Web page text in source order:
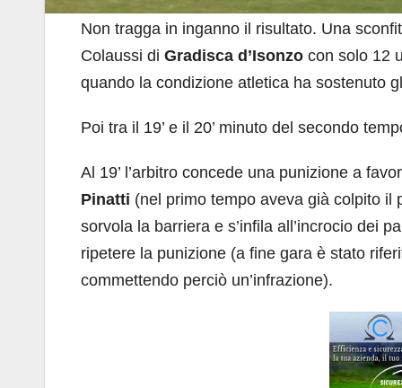
Non tragga in inganno il risultato. Una
Colaussi di Gradisca d’Isonzo con solo 12
quando la condizione atletica ha sostenuto
Poi tra il 19’ e il 20’ minuto del secondo
Al 19’ l’arbitro concede una punizione a
Pinatti (nel primo tempo aveva già colpito il
sorvola la barriera e s’infila all’incrocio dei
ripetere la punizione (a fine gara è stato
commettendo perciò un’infrazione).